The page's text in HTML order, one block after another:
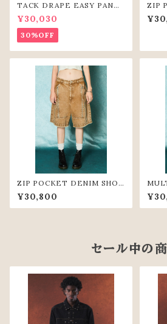
TACK DRAPE EASY PANTS
(BLK)
¥30,030
30%OFF
ZIP
T
ZIP POCKET DENIM SHOR
T PANTS(BGE)
¥30,800
セール中の